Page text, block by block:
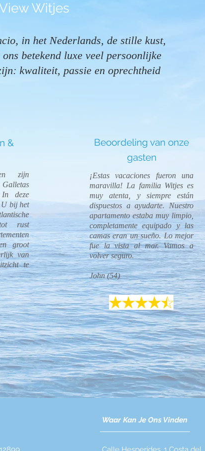
Witjes
in het Nederlands, de stille kust,
betekend luxe veel persoonlijke
kwaliteit, passie en oprechtheid
&
zijn
deze
U bij het
rust
groot
van
te
Beoordeling van onze
gasten
¡Estas vacaciones fueron una
maravilla! La familia Witjes es
muy atenta, y siempre están
dispuestos a ayudarte. Nuestro
apartamento estaba muy limpio,
completamente equipado y las
camas eran un sueño. Lo mejor
fue la vista al mar. Vamos a
volver seguro.
John (54)
Waar Kan Je Ons Vinden